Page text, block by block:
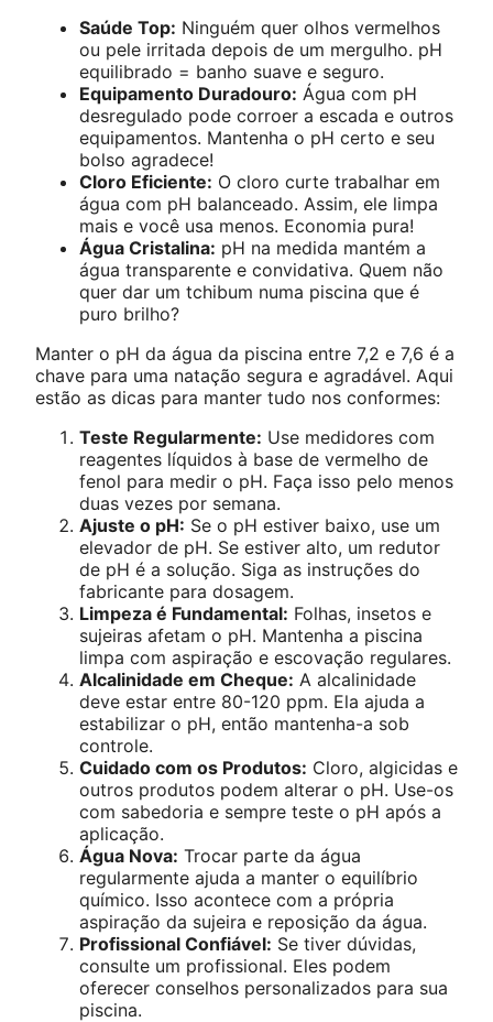
Saúde Top: Ninguém quer olhos vermelhos
ou pele irritada depois de um mergulho. pH
equilibrado = banho suave e seguro.
Equipamento Duradouro: Água com pH
desregulado pode corroer a escada e outros
equipamentos. Mantenha o pH certo e seu
bolso agradece!
Cloro Eficiente: O cloro curte trabalhar em
água com pH balanceado. Assim, ele limpa
mais e você usa menos. Economia pura!
Água Cristalina: pH na medida mantém a
água transparente e convidativa. Quem não
quer dar um tchibum numa piscina que é
puro brilho?
Manter o pH da água da piscina entre 7,2 e 7,6 é a
chave para uma natação segura e agradável. Aqui
estão as dicas para manter tudo nos conformes:
Teste Regularmente: Use medidores com
reagentes líquidos à base de vermelho de
fenol para medir o pH. Faça isso pelo menos
duas vezes por semana.
Ajuste o pH: Se o pH estiver baixo, use um
elevador de pH. Se estiver alto, um redutor
de pH é a solução. Siga as instruções do
fabricante para dosagem.
Limpeza é Fundamental: Folhas, insetos e
sujeiras afetam o pH. Mantenha a piscina
limpa com aspiração e escovação regulares.
Alcalinidade em Cheque: A alcalinidade
deve estar entre 80-120 ppm. Ela ajuda a
estabilizar o pH, então mantenha-a sob
controle.
Cuidado com os Produtos: Cloro, algicidas e
outros produtos podem alterar o pH. Use-os
com sabedoria e sempre teste o pH após a
aplicação.
Água Nova: Trocar parte da água
regularmente ajuda a manter o equilíbrio
químico. Isso acontece com a própria
aspiração da sujeira e reposição da água.
Profissional Confiável: Se tiver dúvidas,
consulte um profissional. Eles podem
oferecer conselhos personalizados para sua
piscina.